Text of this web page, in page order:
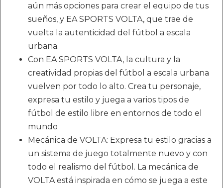
aún más opciones para crear el equipo de tus
sueños, y EA SPORTS VOLTA, que trae de
vuelta la autenticidad del fútbol a escala
urbana.
Con EA SPORTS VOLTA, la cultura y la
creatividad propias del fútbol a escala urbana
vuelven por todo lo alto. Crea tu personaje,
expresa tu estilo y juega a varios tipos de
fútbol de estilo libre en entornos de todo el
mundo
Mecánica de VOLTA: Expresa tu estilo gracias a
un sistema de juego totalmente nuevo y con
todo el realismo del fútbol. La mecánica de
VOLTA está inspirada en cómo se juega a este